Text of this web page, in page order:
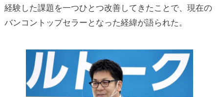
経験した課題を一つひとつ改善してきたことで、現在の
バンコントップセラーとなった経緯が語られた。